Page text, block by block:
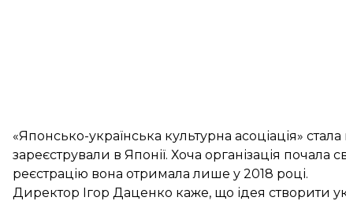
«Японсько-українська культурна асоціація»
зареєстрували в Японії. Хоча організація почала
реєстрацію вона отримала лише у 2018 році.
Директор Ігор Даценко каже, що ідея створити